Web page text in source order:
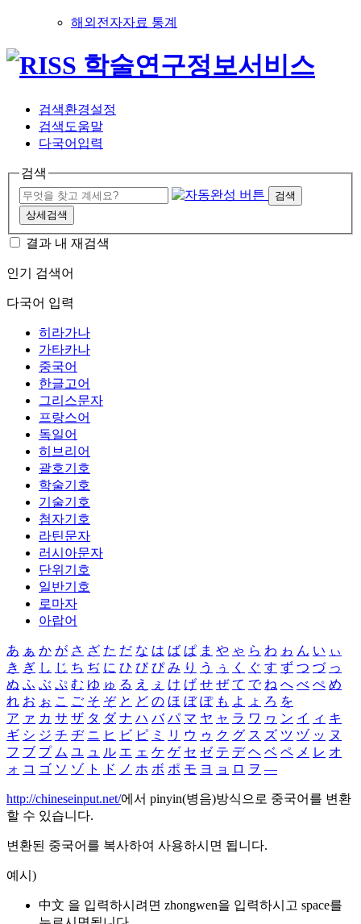
해외전자자료 통계
검색환경설정
검색도움말
다국어입력
검색
검색
상세검색
결과 내 재검색
인기 검색어
다국어 입력
히라가나
가타카나
중국어
한글고어
그리스문자
프랑스어
독일어
히브리어
괄호기호
학술기호
기술기호
첨자기호
라틴문자
러시아문자
단위기호
일반기호
로마자
아랍어
あ ぁ か が さ ざ た だ な は ば ぱ ま や ゃ ら わ ゎ ん い ぃ
き ぎ し じ ち ぢ に ひ び ぴ み り う ぅ く ぐ す ず つ づ っ
ぬ ふ ぶ ぷ む ゆ ゅ る え ぇ け げ せ ぜ て で ね へ べ ぺ め
れ お ぉ こ ご そ ぞ と ど の ほ ぼ ぽ も よ ょ ろ を
ア ァ カ サ ザ タ ダ ナ ハ バ パ マ ヤ ャ ラ ワ ヮ ン イ ィ キ
ギ シ ジ チ ヂ ニ ヒ ビ ピ ミ リ ウ ゥ ク グ ス ズ ツ ヅ ッ ヌ
フ ブ プ ム ユ ュ ル エ ェ ケ ゲ セ ゼ テ デ ヘ ベ ペ メ レ オ
ォ コ ゴ ソ ゾ ト ド ノ ホ ボ ポ モ ヨ ョ ロ ヲ ―
http://chineseinput.net/에서 pinyin(병음)방식으로 중국어를 변환
할 수 있습니다.
변환된 중국어를 복사하여 사용하시면 됩니다.
예시)
中文 을 입력하시려면 zhongwen을 입력하시고 space를